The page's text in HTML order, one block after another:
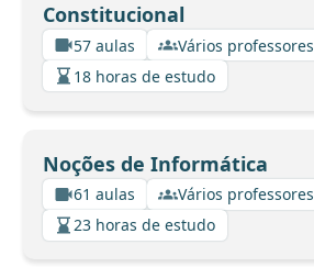
Constitucional
57 aulas
Vários professores
18 horas de estudo
Noções de Informática
61 aulas
Vários professores
23 horas de estudo